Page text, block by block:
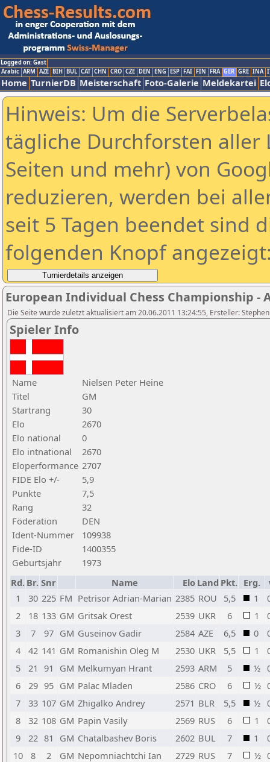
Logged on: Gast
Arabic ARM AZE BIH BUL CAT CHN CRO CZE DEN ENG ESP FAI FIN FRA GER GRE INA
Home TurnierDB Meisterschaft Foto-Galerie Meldekartei
Hinweis: Um die
tägliche Durchforsten aller
Seiten und mehr) von
reduzieren, werden bei
seit 5 Tagen beendet sind
folgenden Knopf
European Individual Chess Championship -
Die Seite wurde zuletzt aktualisiert am 20.06.2011 13:24:55, Ersteller:
Spieler Info
Name
Nielsen Peter Heine
Titel
GM
Startrang
30
Elo
2670
Elo national
0
Elo intnational
2670
Eloperformance 2707
FIDE Elo +/-
5,9
Punkte
7,5
Rang
32
Föderation
DEN
Ident-Nummer
109938
Fide-ID
1400355
Geburtsjahr
1973
Rd. Br. Snr Name Elo Land Pkt. Erg.
1
30 225 FM Petrisor Adrian-Marian 2385 ROU 5,5 1
2
18 133 GM Gritsak Orest 2539 UKR 6 1
3
7 97 GM Guseinov Gadir 2584 AZE 6,5 0
4
42 141 GM Romanishin Oleg M 2530 UKR 5,5 1
5
21 91 GM Melkumyan Hrant 2593 ARM 5 ½
6
29 95 GM Palac Mladen 2586 CRO 6 ½
7
33 107 GM Zhigalko Andrey 2571 BLR 5,5 ½
8
32 108 GM Papin Vasily 2569 RUS 6 1
9
22 81 GM Chatalbashev Boris 2602 BUL 7 1
10
8 2 GM Nepomniachtchi Ian 2729 RUS 7 ½